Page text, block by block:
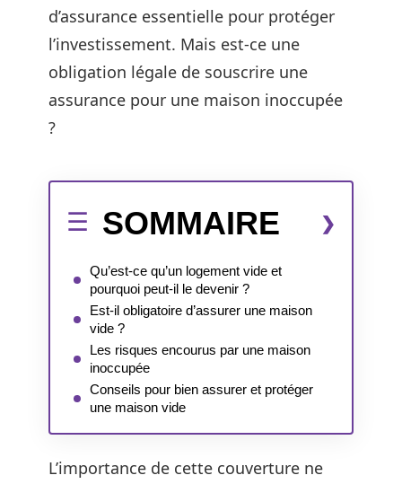
d’assurance essentielle pour protéger
l’investissement. Mais est-ce une
obligation légale de souscrire une
assurance pour une maison inoccupée
?
SOMMAIRE
Qu’est-ce qu’un logement vide et
pourquoi peut-il le devenir ?
Est-il obligatoire d’assurer une maison
vide ?
Les risques encourus par une maison
inoccupée
Conseils pour bien assurer et protéger
une maison vide
L’importance de cette couverture ne